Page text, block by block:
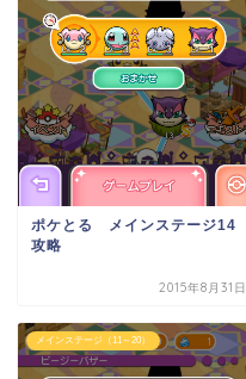
ポケとる メインステージ14
攻略
2015年8月31日
メインステージ（11～20）